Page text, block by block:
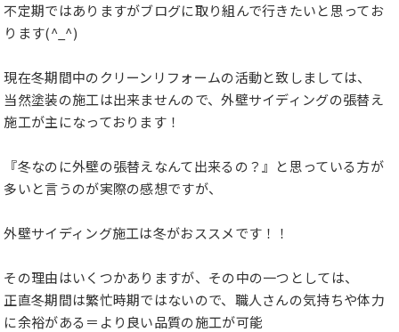
不定期ではありますがブログに取り組んで行きたいと思ってお
ります(^_^)
現在冬期間中のクリーンリフォームの活動と致しましては、
当然塗装の施工は出来ませんので、外壁サイディングの張替え
施工が主になっております！
『冬なのに外壁の張替えなんて出来るの？』と思っている方が
多いと言うのが実際の感想ですが、
外壁サイディング施工は冬がおススメです！！
その理由はいくつかありますが、その中の一つとしては、
正直冬期間は繁忙時期ではないので、職人さんの気持ちや体力
に余裕がある＝より良い品質の施工が可能